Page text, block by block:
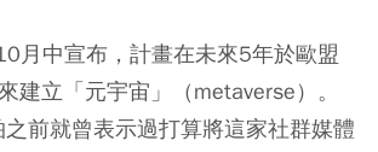
月中宣布，計畫在未來5年於歐盟
建立「元宇宙」（metaverse）。
前就曾表示過打算將這家社群媒體